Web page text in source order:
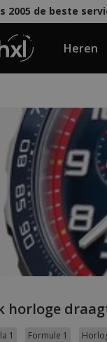
2005 de beste
Heren
horloge
1 Formule 1